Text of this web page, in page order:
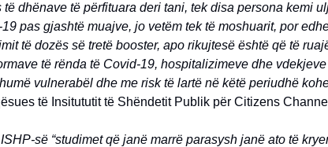
të dhënave të përfituara deri tani, tek disa persona kemi
pas gjashtë muajve, jo vetëm tek të moshuarit, por
të dozës së tretë booster, apo rikujtesë është që të
të rënda të Covid-19, hospitalizimeve dhe
vulnerabël dhe me risk të lartë në këtë periudhë
të Insitututit të Shëndetit Publik për Citizens
së “studimet që janë marrë parasysh janë ato të